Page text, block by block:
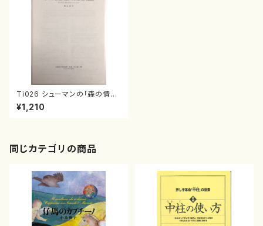
Ti026 シューマンの「森の情
景」作品８２の『予言の鳥』に関
する演奏解釈（新山 眞弓/論文）
¥1,210
同じカテゴリの商品